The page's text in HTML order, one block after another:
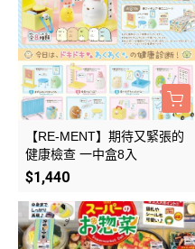
【RE-MENT】期待又緊張的
健康檢查 一中盒8入
$1,440